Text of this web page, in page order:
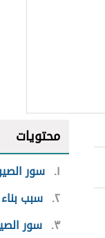
محتويات
١ سور
٢ سبب
٣ سور